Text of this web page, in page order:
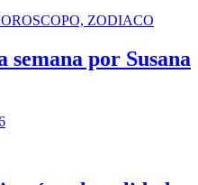
semana por Susana